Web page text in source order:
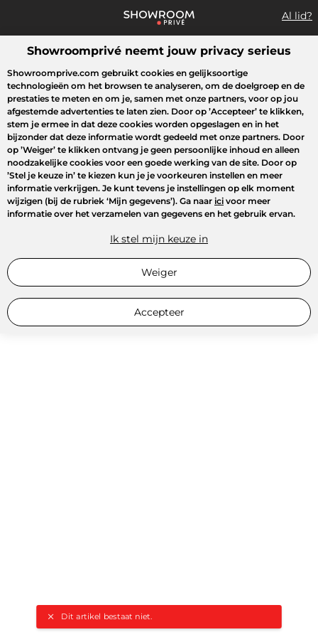
Al lid?
Wat zoek je?
Dit artikel bestaat niet.
Overzicht sales Sport Fashion Kids Beauty
Showroomprivé neemt jouw privacy serieus
Showroomprive.com gebruikt cookies en gelijksoortige
technologieën om het browsen te analyseren, om de doelgroep en de
prestaties te meten en om je, samen met onze partners, voor op jou
afgestemde advertenties te laten zien. Door op ’Accepteer’ te klikken,
stem je ermee in dat deze cookies worden opgeslagen en in het
bijzonder dat deze informatie wordt gedeeld met onze partners. Door
op ’Weiger’ te klikken ontvang je geen persoonlijke inhoud en alleen
noodzakelijke cookies voor een goede werking van de site. Door op
’Stel je keuze in’ te kiezen kun je je voorkeuren instellen en meer
informatie verkrijgen. Je kunt tevens je instellingen op elk moment
wijzigen (bij de rubriek ‘Mijn gegevens’). Ga naar ici voor meer
informatie over het verzamelen van gegevens en het gebruik ervan.
Ik stel mijn keuze in
Weiger
Accepteer